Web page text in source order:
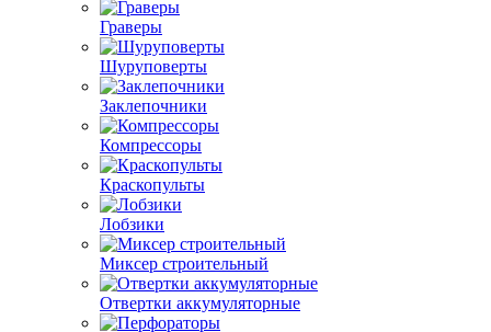
Граверы
Шуруповерты
Заклепочники
Компрессоры
Краскопульты
Лобзики
Миксер строительный
Отвертки аккумуляторные